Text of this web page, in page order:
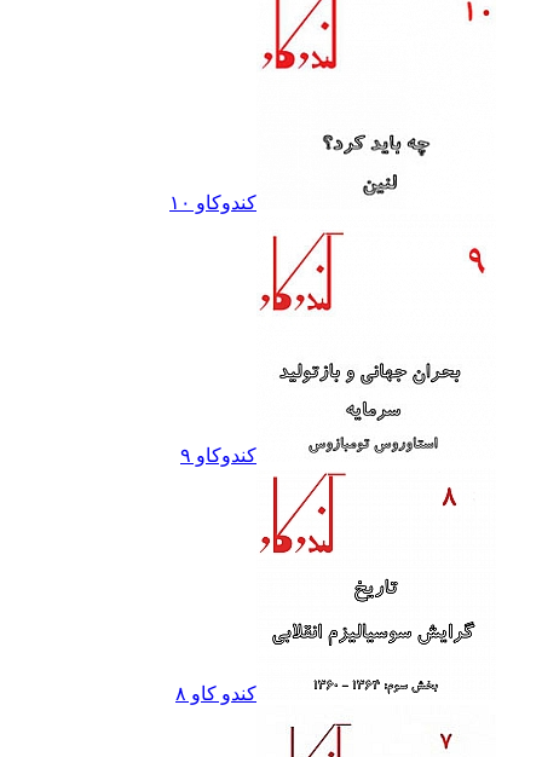
کندوکاو ١٠
کندوکاو ٩
کندو کاو ٨